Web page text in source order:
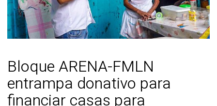
Bloque ARENA-FMLN
entrampa donativo para
financiar casas para